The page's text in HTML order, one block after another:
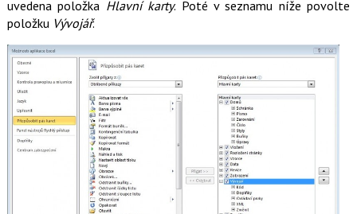
uvedena položka Hlavní karty. Poté v seznamu níže povolte
položku Vývojář.